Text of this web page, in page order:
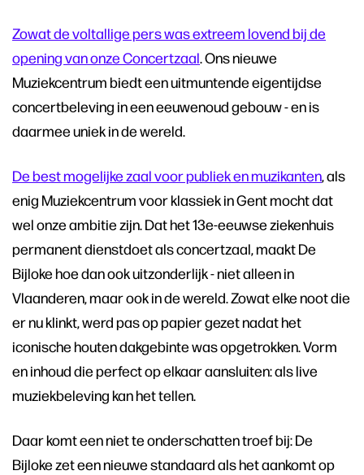
Zowat de voltallige pers was extreem lovend bij de
opening van onze Concertzaal. Ons nieuwe
Muziekcentrum biedt een uitmuntende eigentijdse
concertbeleving in een eeuwenoud gebouw - en is
daarmee uniek in de wereld.
De best mogelijke zaal voor publiek en muzikanten, als
enig Muziekcentrum voor klassiek in Gent mocht dat
wel onze ambitie zijn. Dat het 13e-eeuwse ziekenhuis
permanent dienstdoet als concertzaal, maakt De
Bijloke hoe dan ook uitzonderlijk - niet alleen in
Vlaanderen, maar ook in de wereld. Zowat elke noot die
er nu klinkt, werd pas op papier gezet nadat het
iconische houten dakgebinte was opgetrokken. Vorm
en inhoud die perfect op elkaar aansluiten: als live
muziekbeleving kan het tellen.
Daar komt een niet te onderschatten troef bij: De
Bijloke zet een nieuwe standaard als het aankomt op